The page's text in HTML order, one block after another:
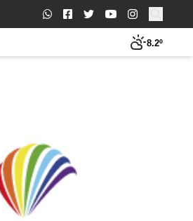
Buscar:
8.2º